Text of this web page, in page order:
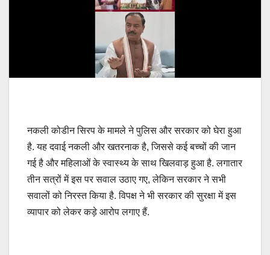
नकली कोडीन सिरप के मामले ने पुलिस और सरकार को घेरा हुआ
है. यह दवाई नकली और खतरनाक है, जिससे कई बच्चों की जान
गई है और महिलाओं के स्वास्थ्य के साथ खिलवाड़ हुआ है. लगातार
तीन सत्रों में इस पर सवाल उठाए गए, लेकिन सरकार ने सभी
सवालों को निरस्त किया है. विपक्ष ने भी सरकार की सुरक्षा में इस
व्यापार को लेकर कड़े आरोप लगाए हैं.